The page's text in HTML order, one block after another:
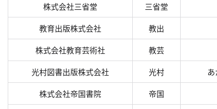
株式会社三省堂
三省堂
教育出版株式会社
教出
株式会社教育芸術社
教芸
光村図書出版株式会社
光村
株式会社帝国書院
帝国